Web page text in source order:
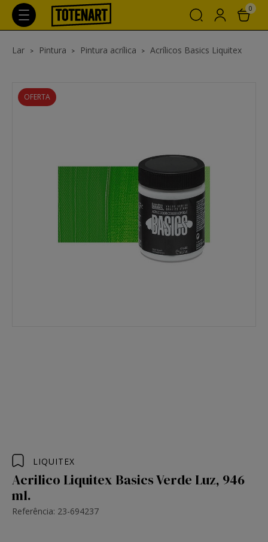
0
Lar Pintura Pintura acrílica Acrílicos Basics Liquitex
OFERTA
LIQUITEX
Acrilico Liquitex Basics Verde Luz, 946
ml.
Referência: 23-694237